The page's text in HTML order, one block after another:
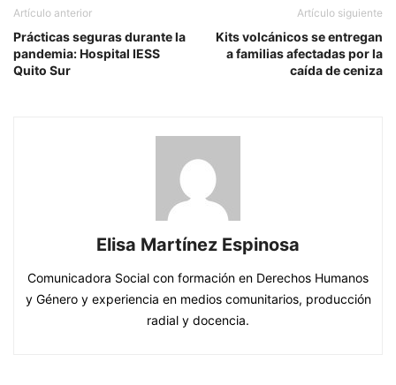
Artículo anterior
Prácticas seguras durante la
pandemia: Hospital IESS
Quito Sur
Artículo siguiente
Kits volcánicos se entregan
a familias afectadas por la
caída de ceniza
Elisa Martínez Espinosa
Comunicadora Social con formación en Derechos Humanos
y Género y experiencia en medios comunitarios, producción
radial y docencia.